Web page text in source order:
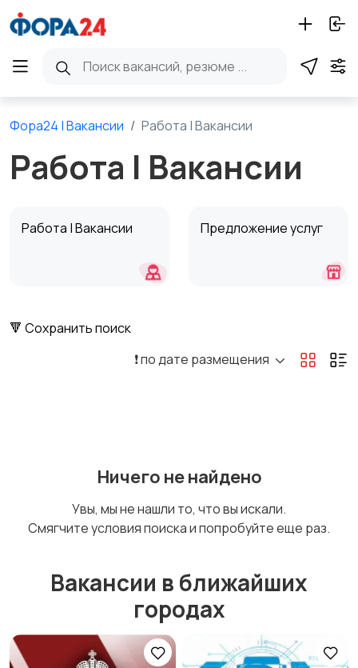
Фора24 | Вакансии Работа | Вакансии
Работа | Вакансии
Работа | Вакансии Предложение услуг
🔻 Сохранить поиск
❗️ по дате размещения
Ничего не найдено
Увы, мы не нашли то, что вы искали.
Смягчите условия поиска и попробуйте еще раз.
Вакансии в ближайших
городах